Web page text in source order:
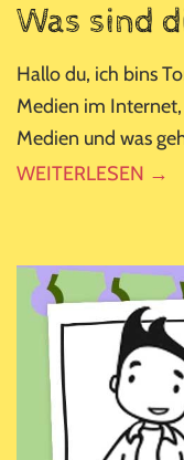
Was sind
Hallo du, ich bins
Medien im
Medien und was
WEITERLESEN →